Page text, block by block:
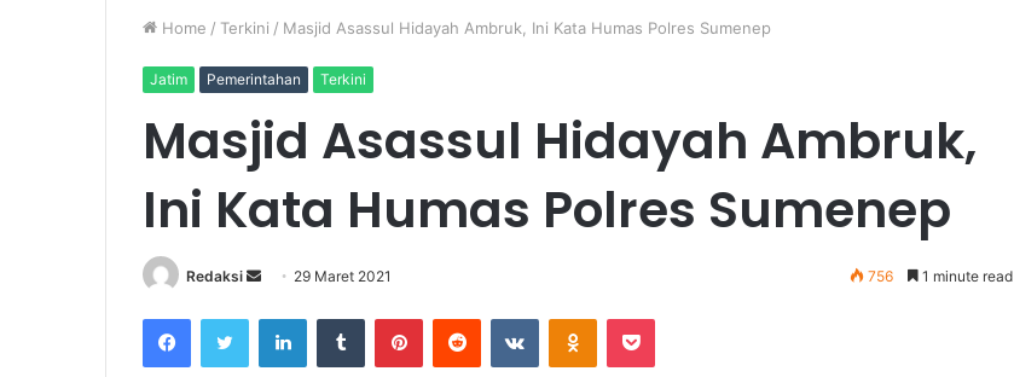
Home / Terkini / Masjid Asassul Hidayah Ambruk, Ini Kata Humas Polres Sumenep
Jatim Pemerintahan Terkini
Masjid Asassul Hidayah Ambruk,
Ini Kata Humas Polres Sumenep
Redaksi
Send
email
29 Maret 2021 756 1 minute read
FacebookTwitter LinkedInTumblr PinterestReddit VKontakteOdnoklassniki
Pocket